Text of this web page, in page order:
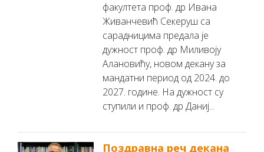
факултета проф. др Ивана
Живанчевић Секеруш са
сарадницима предала је
дужност проф. др Миливоју
Алановићу, новом декану за
мандатни период од 2024. до
2027. године. На дужност су
ступили и проф. др Даниј...
Поздравна реч декана